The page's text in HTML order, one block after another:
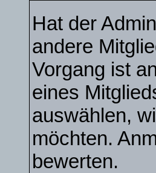
Hat der
andere
Vorgang ist
eines
auswählen,
möchten.
bewerten.